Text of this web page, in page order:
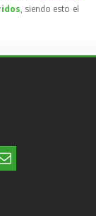
, siendo esto el